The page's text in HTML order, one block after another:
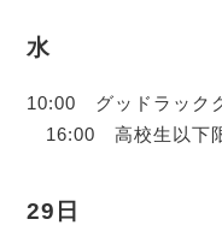
水
10:00 グッドラッ
16:00 高校生以下
29日